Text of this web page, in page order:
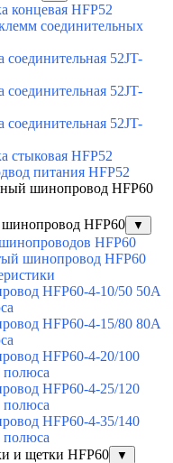
концевая HFP52
соединительных
соединительная 52JT-
соединительная 52JT-
соединительная 52JT-
стыковая HFP52
питания HFP52
шинопровод HFP60
HFP60 ▼
HFP60
шинопровод HFP60
HFP60-4-10/50 50А
HFP60-4-15/80 80А
HFP60-4-20/100
HFP60-4-25/120
HFP60-4-35/140
и щетки HFP60
▼